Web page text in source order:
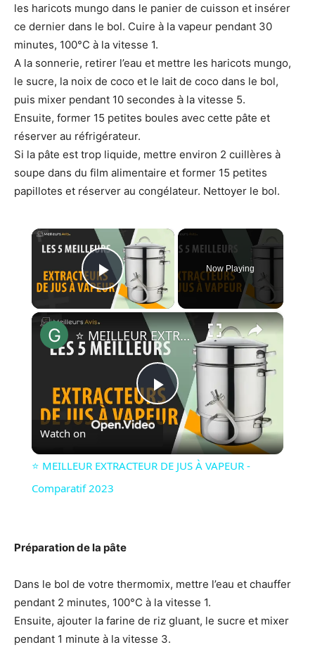
les haricots mungo dans le panier de cuisson et insérer
ce dernier dans le bol. Cuire à la vapeur pendant 30
minutes, 100°C à la vitesse 1.
A la sonnerie, retirer l’eau et mettre les haricots mungo,
le sucre, la noix de coco et le lait de coco dans le bol,
puis mixer pendant 10 secondes à la vitesse 5.
Ensuite, former 15 petites boules avec cette pâte et
réserver au réfrigérateur.
Si la pâte est trop liquide, mettre environ 2 cuillères à
soupe dans du film alimentaire et former 15 petites
papillotes et réserver au congélateur. Nettoyer le bol.
×
Play Video
Now Playing
×
P
i
⭐️ MEILLEUR EXTRACTEUR DE JUS À VAPEUR - Comparatif 2023
Watch on
⭐️ MEILLEUR EXTRACTEUR DE JUS À VAPEUR -
Comparatif 2023
Préparation de la pâte
Dans le bol de votre thermomix, mettre l’eau et chauffer
pendant 2 minutes, 100°C à la vitesse 1.
Ensuite, ajouter la farine de riz gluant, le sucre et mixer
pendant 1 minute à la vitesse 3.